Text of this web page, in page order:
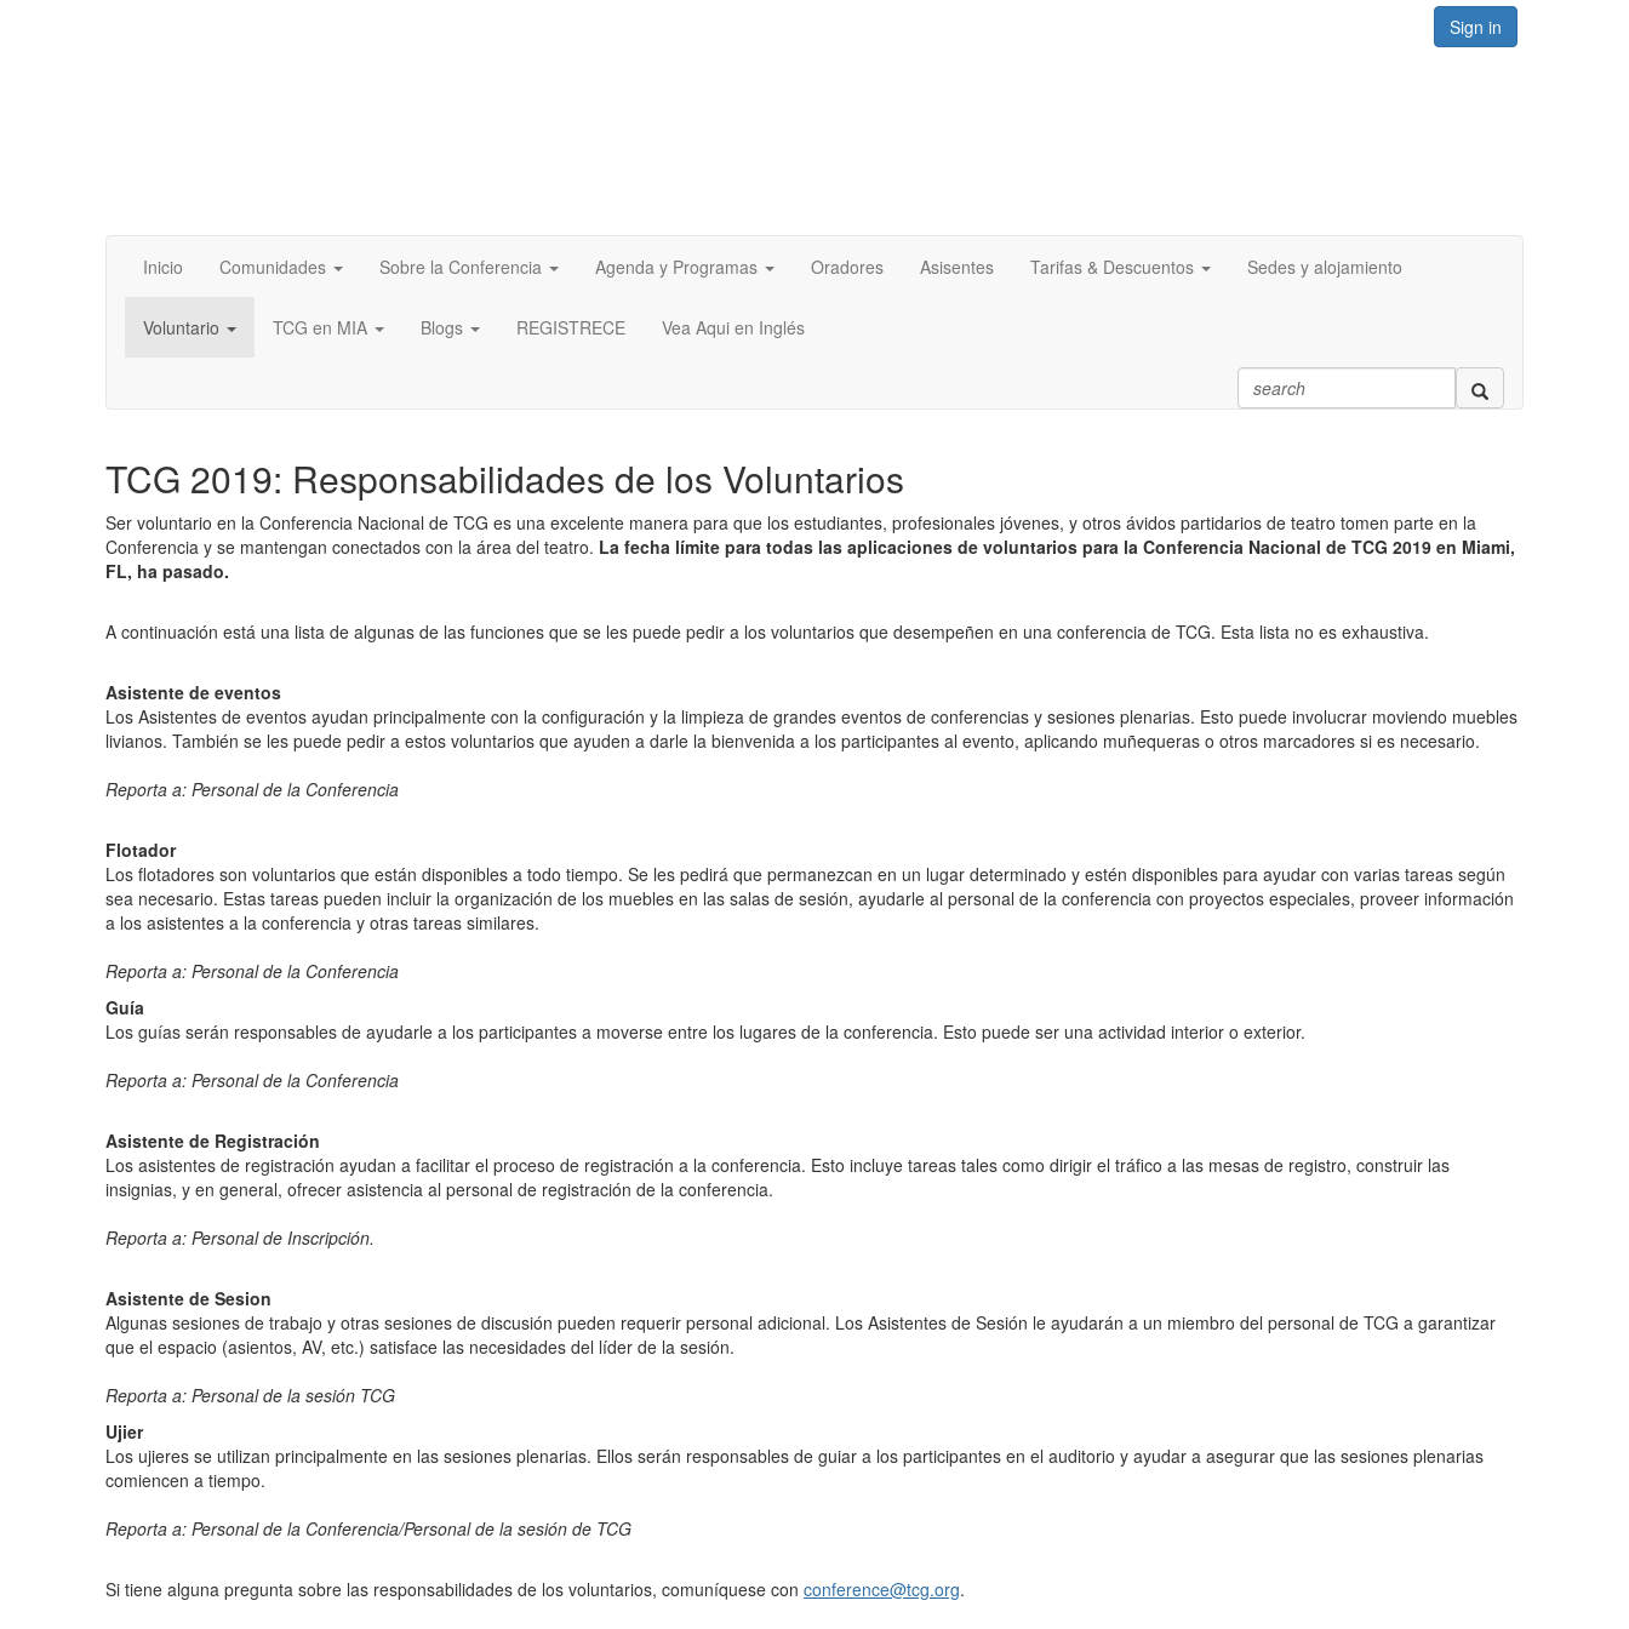
Sign in
Inicio Comunidades Sobre la Conferencia Agenda y Programas Oradores Asisentes Tarifas & Descuentos Sedes y alojamiento
Voluntario TCG en MIA Blogs REGISTRECE Vea Aqui en Inglés
TCG 2019: Responsabilidades de los Voluntarios
Ser voluntario en la Conferencia Nacional de TCG es una excelente manera para que los estudiantes, profesionales jóvenes, y otros ávidos partidarios de teatro tomen parte en la
Conferencia y se mantengan conectados con la área del teatro. La fecha límite para todas las aplicaciones de voluntarios para la Conferencia Nacional de TCG 2019 en Miami,
FL, ha pasado.
A continuación está una lista de algunas de las funciones que se les puede pedir a los voluntarios que desempeñen en una conferencia de TCG. Esta lista no es exhaustiva.
Asistente de eventos
Los Asistentes de eventos ayudan principalmente con la configuración y la limpieza de grandes eventos de conferencias y sesiones plenarias. Esto puede involucrar moviendo muebles
livianos. También se les puede pedir a estos voluntarios que ayuden a darle la bienvenida a los participantes al evento, aplicando muñequeras o otros marcadores si es necesario.
Reporta a: Personal de la Conferencia
Flotador
Los flotadores son voluntarios que están disponibles a todo tiempo. Se les pedirá que permanezcan en un lugar determinado y estén disponibles para ayudar con varias tareas según
sea necesario. Estas tareas pueden incluir la organización de los muebles en las salas de sesión, ayudarle al personal de la conferencia con proyectos especiales, proveer información
a los asistentes a la conferencia y otras tareas similares.
Reporta a: Personal de la Conferencia
Guía
Los guías serán responsables de ayudarle a los participantes a moverse entre los lugares de la conferencia. Esto puede ser una actividad interior o exterior.
Reporta a: Personal de la Conferencia
Asistente de Registración
Los asistentes de registración ayudan a facilitar el proceso de registración a la conferencia. Esto incluye tareas tales como dirigir el tráfico a las mesas de registro, construir las
insignias, y en general, ofrecer asistencia al personal de registración de la conferencia.
Reporta a: Personal de Inscripción.
Asistente de Sesion
Algunas sesiones de trabajo y otras sesiones de discusión pueden requerir personal adicional. Los Asistentes de Sesión le ayudarán a un miembro del personal de TCG a garantizar
que el espacio (asientos, AV, etc.) satisface las necesidades del líder de la sesión.
Reporta a: Personal de la sesión TCG
Ujier
Los ujieres se utilizan principalmente en las sesiones plenarias. Ellos serán responsables de guiar a los participantes en el auditorio y ayudar a asegurar que las sesiones plenarias
comiencen a tiempo.
Reporta a: Personal de la Conferencia/Personal de la sesión de TCG
Si tiene alguna pregunta sobre las responsabilidades de los voluntarios, comuníquese con conference@tcg.org.